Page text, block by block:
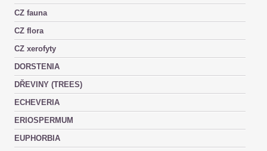
CZ fauna
CZ flora
CZ xerofyty
DORSTENIA
DŘEVINY (TREES)
ECHEVERIA
ERIOSPERMUM
EUPHORBIA